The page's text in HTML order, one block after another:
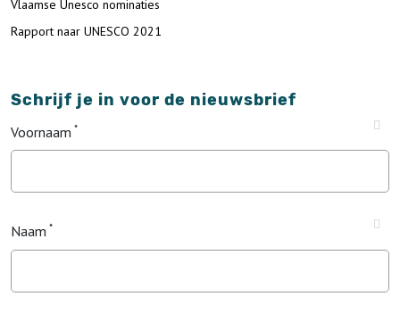
Vlaamse Unesco nominaties
Rapport naar UNESCO 2021
Schrijf je in voor de nieuwsbrief
Voornaam
Naam